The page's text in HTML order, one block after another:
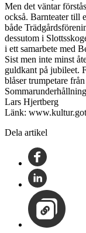
Men det väntar
också. Barnteater till
både
dessutom i
i ett samarbete med
Sist men inte minst
guldkant på jubileet.
blåser trumpetare
Lars Hjertberg
Länk:
Dela artikel